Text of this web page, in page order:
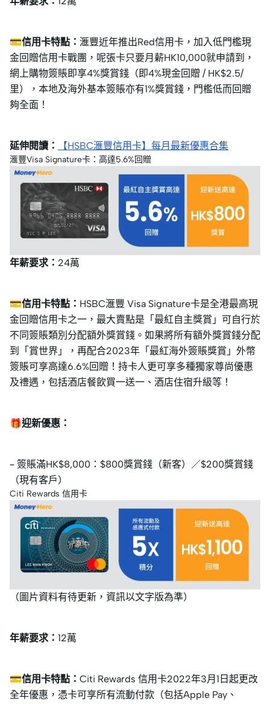
💳信用卡特點： 滙豐近年推出Red信用卡，加入低門檻現
金回贈信用卡戰團，呢張卡只要月薪HK10,000就申請到，
網上購物簽賬即享4%獎賞錢（即4%現金回贈 / HK$2.5/
里），本地及海外基本簽賬亦有1%獎賞錢，門檻低而回贈
夠全面！
延伸閱讀： 【HSBC滙豐信用卡】每月最新優惠合集
滙豐Visa Signature卡：高達5.6%回贈
年薪要求： 24萬
💳信用卡特點： HSBC滙豐 Visa Signature卡是全港最高現
金回贈信用卡之一，最大賣點是「最紅自主獎賞」可自行於
不同簽賬類別分配額外獎賞錢。如果將所有額外獎賞錢分配
到「賞世界」，再配合2023年「最紅海外簽賬獎賞」外幣
簽賬可享高達6.6%回贈！持卡人更可享多種獨家尊尚優惠
及禮遇，包括酒店餐飲買一送一、酒店住宿升級等！
🎁迎新優惠：
– 簽賬滿HK$8,000：$800獎賞錢（新客）／$200獎賞錢
（現有客戶）
Citi Rewards 信用卡
（圖片資料有待更新，資訊以文字版為準）
年薪要求： 12萬
💳信用卡特點： Citi Rewards 信用卡2022年3月1日起更改
全年優惠，憑卡可享所有流動付款（包括Apple Pay、